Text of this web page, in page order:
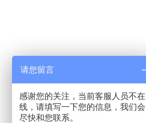
请您留言
感谢您的关注，当前客服人员不在
线，请填写一下您的信息，我们会
尽快和您联系。